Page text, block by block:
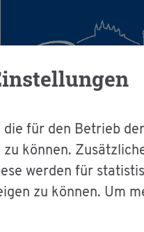
die für den Betrieb
können.
werden für
zu können. Um